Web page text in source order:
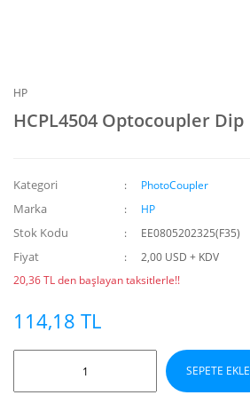
HP
HCPL4504 Optocoupler Dip
Kategori PhotoCoupler
Marka HP
Stok Kodu EE0805202325(F35)
Fiyat
2,00 USD + KDV
20,36 TL den başlayan taksitlerle!!
114,18 TL
SEPETE EKLE